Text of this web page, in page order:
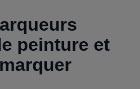
peinture et